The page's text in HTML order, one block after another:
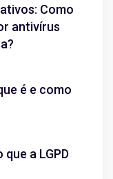
Como
antivírus
é e como
que a LGPD